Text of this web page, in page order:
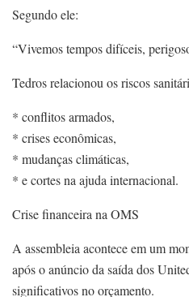
Segundo ele:
“Vivemos tempos difíceis,
Tedros relacionou os riscos
* conflitos armados,
* crises econômicas,
* mudanças climáticas,
* e cortes na ajuda internacional.
Crise financeira na OMS
A assembleia acontece em um
após o anúncio da saída dos
significativos no orçamento.